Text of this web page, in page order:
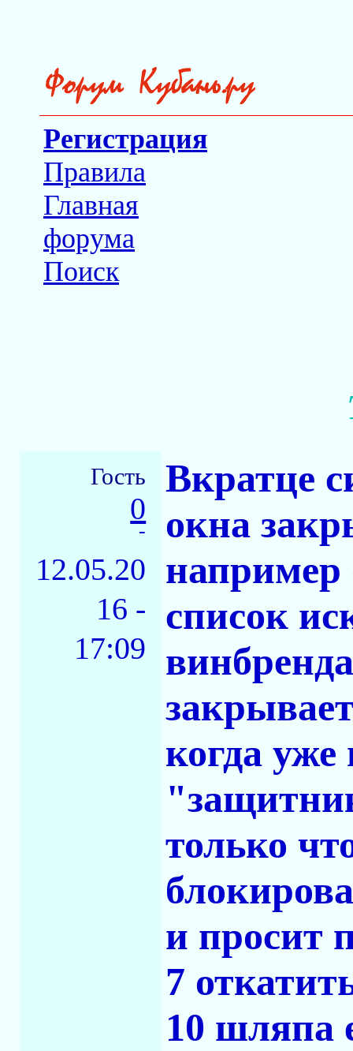
Регистрация
Правила
Главная
форума
Поиск
Гость
0
-
12.05.20
16 -
17:09
Вкратце
окна
например
список
когда
только
и просит
7
10 шляпа